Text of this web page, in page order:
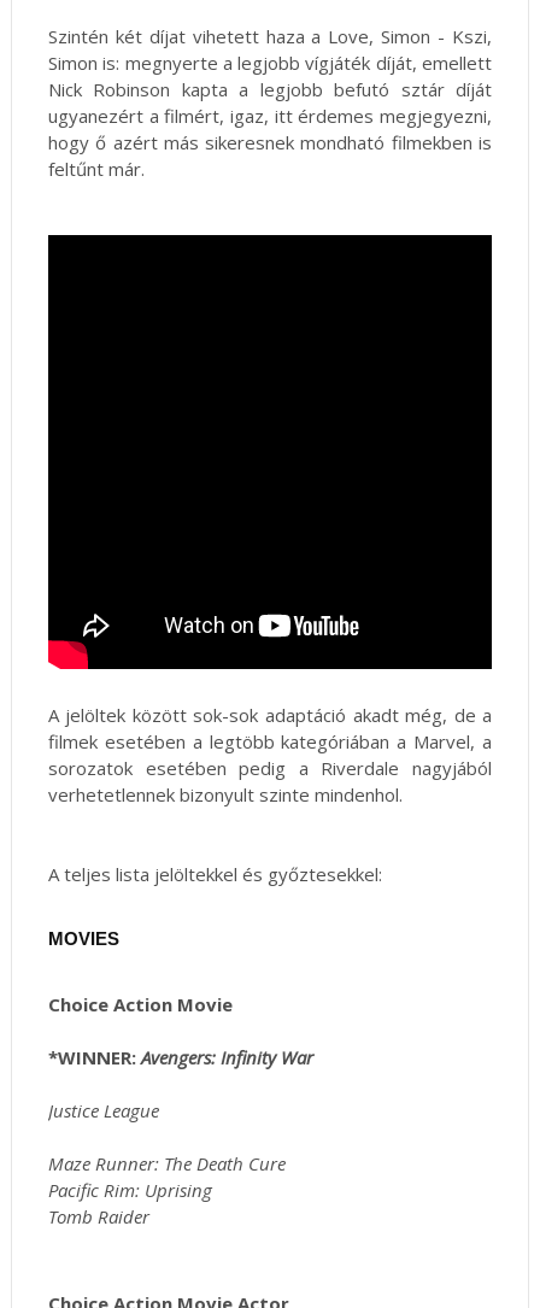
Szintén két díjat vihetett haza a Love, Simon - Kszi,
Simon is: megnyerte a legjobb vígjáték díját, emellett
Nick Robinson kapta a legjobb befutó sztár díját
ugyanezért a filmért, igaz, itt érdemes megjegyezni,
hogy ő azért más sikeresnek mondható filmekben is
feltűnt már.
A jelöltek között sok-sok adaptáció akadt még, de a
filmek esetében a legtöbb kategóriában a Marvel, a
sorozatok esetében pedig a Riverdale nagyjából
verhetetlennek bizonyult szinte mindenhol.
A teljes lista jelöltekkel és győztesekkel:
MOVIES
Choice Action Movie
*WINNER:Avengers: Infinity War
Justice League
Maze Runner: The Death Cure
Pacific Rim: Uprising
Tomb Raider